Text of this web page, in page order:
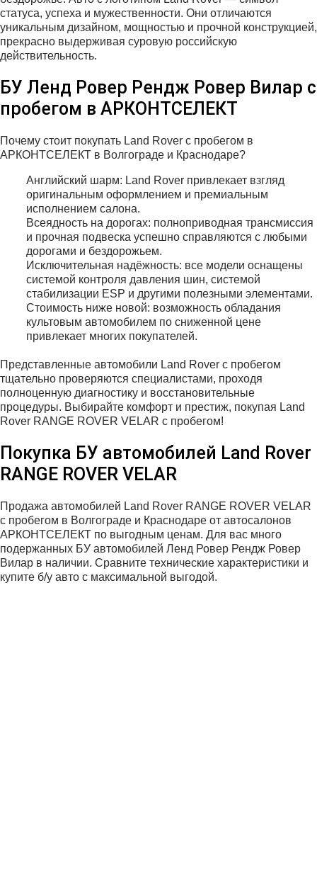
статуса, успеха и мужественности. Они отличаются
уникальным дизайном, мощностью и прочной конструкцией,
прекрасно выдерживая суровую российскую
действительность.
БУ Ленд Ровер Рендж Ровер Вилар с
пробегом в АРКОНТСЕЛЕКТ
Почему стоит покупать Land Rover с пробегом в
АРКОНТСЕЛЕКТ в Волгограде и Краснодаре?
Английский шарм: Land Rover привлекает взгляд
оригинальным оформлением и премиальным
исполнением салона.
Всеядность на дорогах: полноприводная трансмиссия
и прочная подвеска успешно справляются с любыми
дорогами и бездорожьем.
Исключительная надёжность: все модели оснащены
системой контроля давления шин, системой
стабилизации ESP и другими полезными элементами.
Стоимость ниже новой: возможность обладания
культовым автомобилем по сниженной цене
привлекает многих покупателей.
Представленные автомобили Land Rover с пробегом
тщательно проверяются специалистами, проходя
полноценную диагностику и восстановительные
процедуры. Выбирайте комфорт и престиж, покупая Land
Rover RANGE ROVER VELAR с пробегом!
Покупка БУ автомобилей Land Rover
RANGE ROVER VELAR
Продажа автомобилей Land Rover RANGE ROVER VELAR
с пробегом в Волгограде и Краснодаре от автосалонов
АРКОНТСЕЛЕКТ по выгодным ценам. Для вас много
подержанных БУ автомобилей Ленд Ровер Рендж Ровер
Вилар в наличии. Сравните технические характеристики и
купите б/у авто с максимальной выгодой.